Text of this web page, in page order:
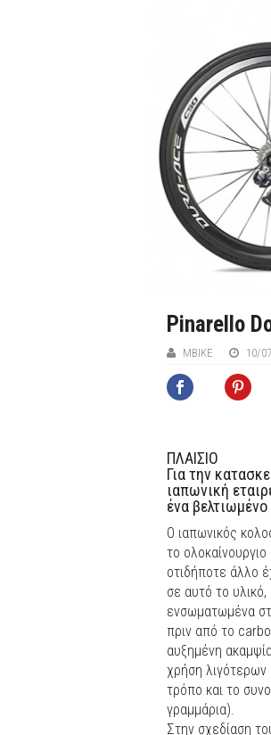
Pinarello
ΜΒIKE 10/
ΠΛΑΙΣΙΟ
Για την
ιαπωνική
ένα
Ο ιαπωνικός
το
οτιδήποτε άλλο
σε αυτό το
ενσωματωμένα
πριν από το
αυξημένη
χρήση λιγότερων
τρόπο και το
γραμμάρια).
Στην σχεδίαση